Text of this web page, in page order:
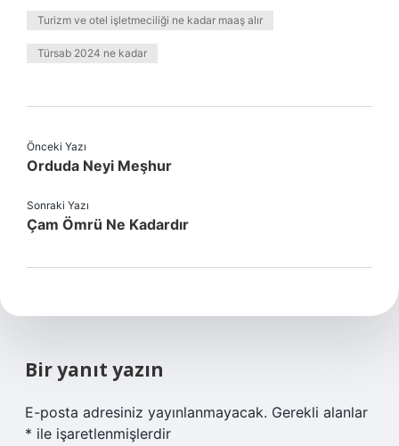
Turizm ve otel işletmeciliği ne kadar maaş alır
Türsab 2024 ne kadar
Önceki Yazı
Orduda Neyi Meşhur
Sonraki Yazı
Çam Ömrü Ne Kadardır
Bir yanıt yazın
E-posta adresiniz yayınlanmayacak. Gerekli alanlar
* ile işaretlenmişlerdir